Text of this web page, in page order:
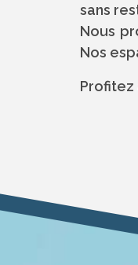
sans
Nous
Nos
Profitez